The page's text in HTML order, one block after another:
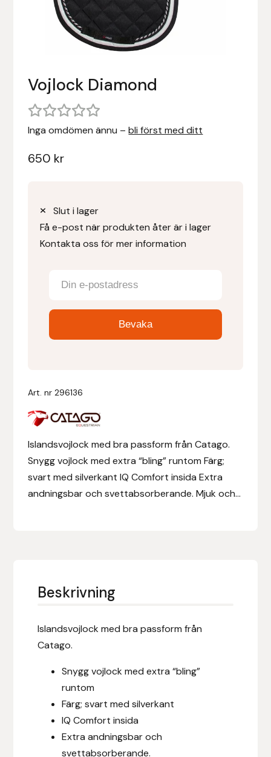
Vojlock Diamond
Inga omdömen ännu –bli först med ditt
650 kr
Slut i lager
Få e-post när produkten åter är i lager
Kontakta oss för mer information
Art. nr296136
Islandsvojlock med bra passform från Catago.
Snygg vojlock med extra “bling” runtom Färg;
svart med silverkant IQ Comfort insida Extra
andningsbar och svettabsorberande. Mjuk och...
Beskrivning
Islandsvojlock med bra passform från
Catago.
Snygg vojlock med extra “bling”
runtom
Färg; svart med silverkant
IQ Comfort insida
Extra andningsbar och
svettabsorberande.
Vojlockar och schabrak
Träning och longering
Tränsdelar och tyglar
Ridbyxor, kjolar, overaller mm
Ridjackor, kappor, västar mm
Ridskor och ridstövlar
Tävlingskavajer och blusar
Boett
Bomber Bits
Catago Equestrian
Denni Design / Bomber Bits
Dy’on
E.A. Mattes
Eclipse Biofarmab
EQUES
EQUES | KINGSLAND
Equipage
Eric LeTixerant